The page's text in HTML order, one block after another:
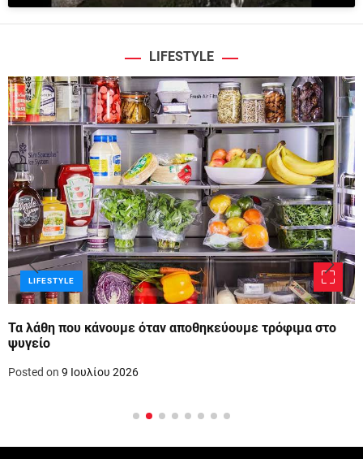
LIFESTYLE
LIFESTYLE
Τα λάθη που κάνουμε όταν αποθηκεύουμε τρόφιμα στο
ψυγείο
Posted on 9 Ιουλίου 2026